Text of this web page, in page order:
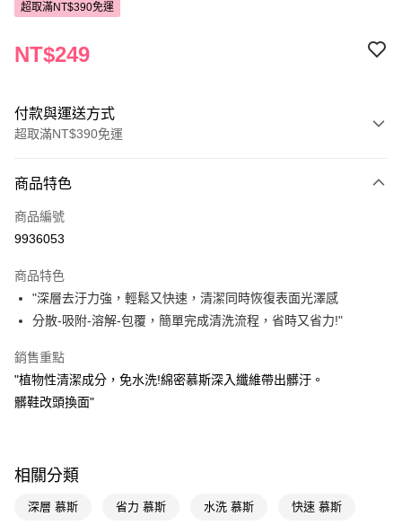
超取滿NT$390免運
NT$249
付款與運送方式
超取滿NT$390免運
POYA支付
信用卡一次付款
LINE Pay
Apple Pay
街口支付
悠遊付
相關說明
【關於「AFTEE先享後付」】
即享券
商品特色
商品編號
9936053
商品特色
"深層去汙力強，輕鬆又快速，清潔同時恢復表面光澤感
分散-吸附-溶解-包覆，簡單完成清洗流程，省時又省力!"
銷售重點
"植物性清潔成分，免水洗!綿密慕斯深入纖維帶出髒汙。
髒鞋改頭換面"
相關分類
深層 慕斯 省力 慕斯 水洗 慕斯 快速 慕斯